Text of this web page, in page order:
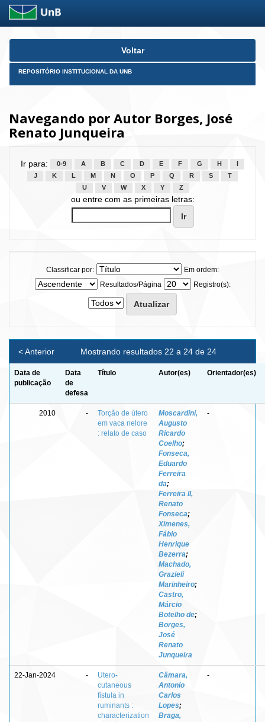
Skip
Voltar
REPOSITÓRIO INSTITUCIONAL DA UNB
Navegando por Autor Borges, José
Renato Junqueira
Ir para: 0-9 A B C D E F G H
J
K L M N O P Q R S
T
U
V W X Y Z
ou entre com as primeiras letras:
Classificar por:
Em ordem:
Resultados/Página
Registro(s):
Mostrando resultados 22 a 24 de 24
< Anterior
Data de
publicação
Data
de
defesa
Título Autor(es) Orientador(es)
2010 -
Torção de útero
em vaca nelore
: relato de caso
Moscardini,
Augusto
Ricardo
Coelho;
Fonseca,
Eduardo
Ferreira
da;
Ferreira II,
Renato
Fonseca;
Ximenes,
Fábio
Henrique
Bezerra;
Machado,
Grazieli
Marinheiro;
Castro,
Márcio
Botelho de;
Borges,
José
Renato
Junqueira
-
22-Jan-2024 -
Utero-
cutaneous
fistula in
ruminants :
characterization
Câmara,
Antonio
Carlos
Lopes;
Braga,
-